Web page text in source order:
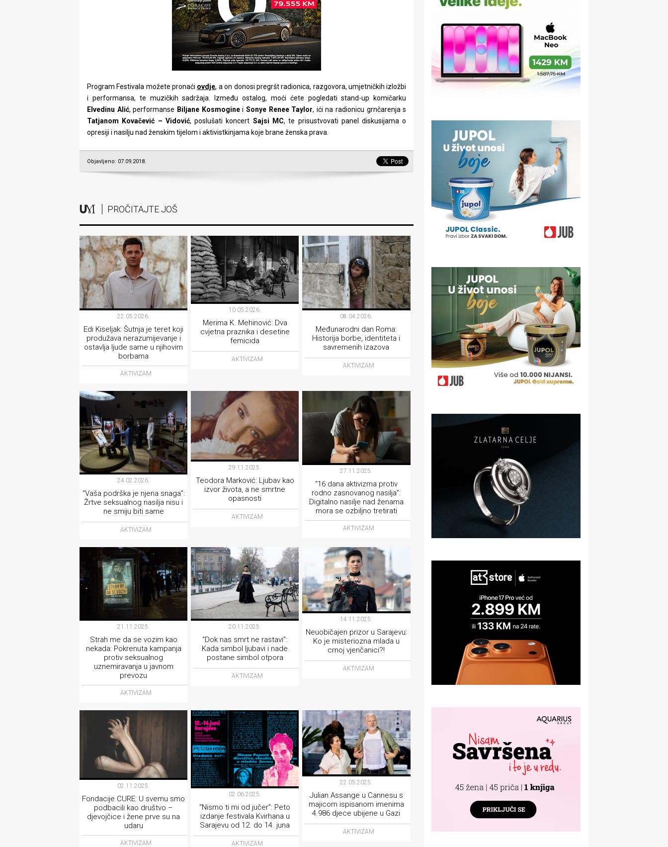
Program Festivala možete pronaći ovdje, a on donosi pregršt radionica, razgovora, umjetničkih izložbi
i performansa, te muzičkih sadržaja. Između ostalog, moći ćete pogledati stand-up komičarku
Elvedinu Alić, performanse Biljane Kosmoginei Sonye Renee Taylor, ići na radionicu grnčarenja s
Tatjanom Kovačević – Vidović, poslušati koncert Sajsi MC, te prisustvovati panel diskusijama o
opresiji i nasilju nad ženskim tijelom i aktivistkinjama koje brane ženska prava.
Objavljeno: 07.09.2018.
PROČITAJTE JOŠ
22.05.2026.
Edi Kiseljak: Šutnja je teret koji
produžava nerazumijevanje i
ostavlja ljude same u njihovim
borbama
AKTIVIZAM
10.05.2026.
Merima K. Mehinović: Dva
cvjetna praznika i desetine
femicida
AKTIVIZAM
08.04.2026.
Međunarodni dan Roma:
Historija borbe, identiteta i
savremenih izazova
AKTIVIZAM
24.02.2026.
“Vaša podrška je njena snaga”:
Žrtve seksualnog nasilja nisu i
ne smiju biti same
AKTIVIZAM
29.11.2025.
Teodora Marković: Ljubav kao
izvor života, a ne smrtne
opasnosti
AKTIVIZAM
27.11.2025.
“16 dana aktivizma protiv
rodno zasnovanog nasilja”:
Digitalno nasilje nad ženama
mora se ozbiljno tretirati
AKTIVIZAM
21.11.2025.
Strah me da se vozim kao
nekada: Pokrenuta kampanja
protiv seksualnog
uznemiravanja u javnom
prevozu
AKTIVIZAM
20.11.2025.
“Dok nas smrt ne rastavi”:
Kada simbol ljubavi i nade
postane simbol otpora
AKTIVIZAM
14.11.2025.
Neuobičajen prizor u Sarajevu:
Ko je misteriozna mlada u
crnoj vjenčanici?!
AKTIVIZAM
02.11.2025.
Fondacije CURE: U svemu smo
podbacili kao društvo –
djevojčice i žene prve su na
udaru
AKTIVIZAM
02.06.2025.
“Nismo ti mi od jučer”: Peto
izdanje festivala Kvirhana u
Sarajevu od 12. do 14. juna
AKTIVIZAM
22.05.2025.
Julian Assange u Cannesu s
majicom ispisanom imenima
4.986 djece ubijene u Gazi
AKTIVIZAM